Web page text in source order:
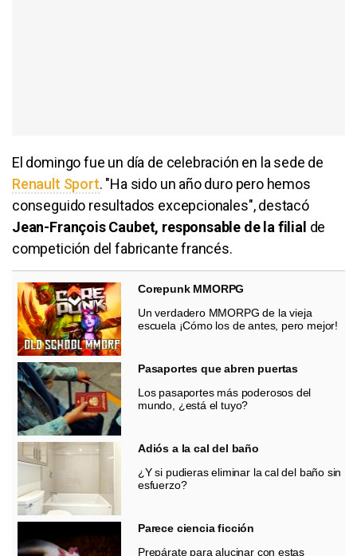
El domingo fue un día de celebración en la sede de
Renault Sport. "Ha sido un año duro pero hemos
conseguido resultados excepcionales", destacó
Jean-François Caubet, responsable de la filial de
competición del fabricante francés.
Corepunk MMORPG
Un verdadero MMORPG de la vieja
escuela ¡Cómo los de antes, pero mejor!
Pasaportes que abren puertas
Los pasaportes más poderosos del
mundo, ¿está el tuyo?
Adiós a la cal del baño
¿Y si pudieras eliminar la cal del baño sin
esfuerzo?
Parece ciencia ficción
Prepárate para alucinar con estas